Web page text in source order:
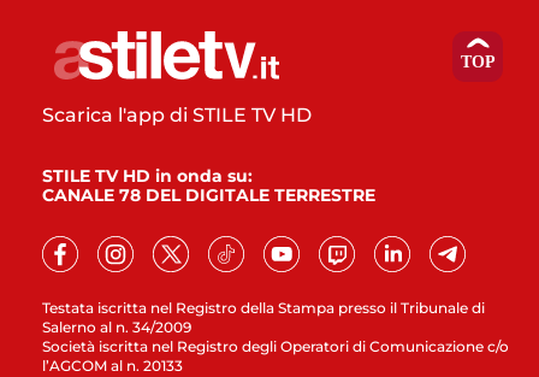
Testata iscritta nel Registro della Stampa presso il Tribunale di
Salerno al n. 34/2009
Società iscritta nel Registro degli Operatori di Comunicazione c/o
l’AGCOM al n. 20133
Scarica l'app di STILE TV HD
STILE TV HD in onda su:
CANALE 78 DEL DIGITALE TERRESTRE